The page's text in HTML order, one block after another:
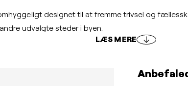
designet til at fremme trivsel og
udvalgte steder i byen.
LÆS MERE